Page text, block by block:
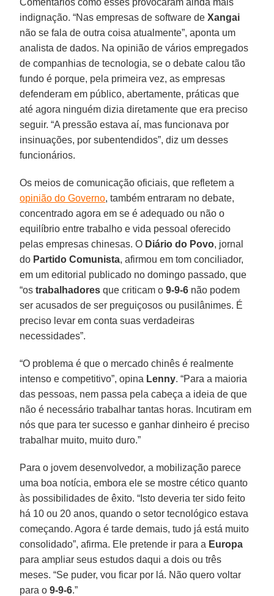
indignação. “Nas empresas de software deXangai
não se fala de outra coisa atualmente”, aponta um
analista de dados. Na opinião de vários empregados
de companhias de tecnologia, se o debate calou tão
fundo é porque, pela primeira vez, as empresas
defenderam em público, abertamente, práticas que
até agora ninguém dizia diretamente que era preciso
seguir. “A pressão estava aí, mas funcionava por
insinuações, por subentendidos”, diz um desses
funcionários.
Os meios de comunicação oficiais, que refletem a
opinião do Governo, também entraram no debate,
concentrado agora em se é adequado ou não o
equilíbrio entre trabalho e vida pessoal oferecido
pelas empresas chinesas. O Diário do Povo, jornal
do Partido Comunista, afirmou em tom conciliador,
em um editorial publicado no domingo passado, que
“ostrabalhadores que criticam o9-9-6 não podem
ser acusados de ser preguiçosos ou pusilânimes. É
preciso levar em conta suas verdadeiras
necessidades”.
“O problema é que o mercado chinês é realmente
intenso e competitivo”, opina Lenny. “Para a maioria
das pessoas, nem passa pela cabeça a ideia de que
não é necessário trabalhar tantas horas. Incutiram em
nós que para ter sucesso e ganhar dinheiro é preciso
trabalhar muito, muito duro.”
Para o jovem desenvolvedor, a mobilização parece
uma boa notícia, embora ele se mostre cético quanto
às possibilidades de êxito. “Isto deveria ter sido feito
há 10 ou 20 anos, quando o setor tecnológico estava
começando. Agora é tarde demais, tudo já está muito
consolidado”, afirma. Ele pretende ir para a Europa
para ampliar seus estudos daqui a dois ou três
meses. “Se puder, vou ficar por lá. Não quero voltar
para o9-9-6.”